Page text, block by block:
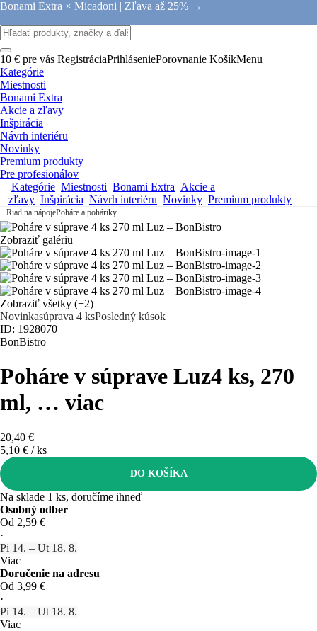
Bonami Extra × Micadoni | Zľava až 25% →
10 € pre vás RegistráciaPrihláseniePorovnanie KošíkMenu
Kategórie
Miestnosti
Bonami Extra
Akcie a zľavy
Inšpirácia
Návrh interiéru
Novinky
Premium produkty
Pre profesionálov
Kategórie Miestnosti Bonami Extra Akcie a
zľavy Inšpirácia Návrh interiéru Novinky Premium produkty
...Riad na nápojePoháre a poháriky
Zobraziť galériu
Zobraziť všetky (+2)
Novinkasúprava 4 ksPosledný kúsok
ID: 1928070
BonBistro
Poháre v súprave Luz4 ks, 270
ml, … viac
20,40 €
5,10 € / ks
DO KOŠÍKA
Na sklade 1 ks, doručíme ihneď
Osobný odber
Od 2,59 €
·
Pi 14. – Ut 18. 8.
Viac
Doručenie na adresu
Od 3,99 €
·
Pi 14. – Ut 18. 8.
Viac